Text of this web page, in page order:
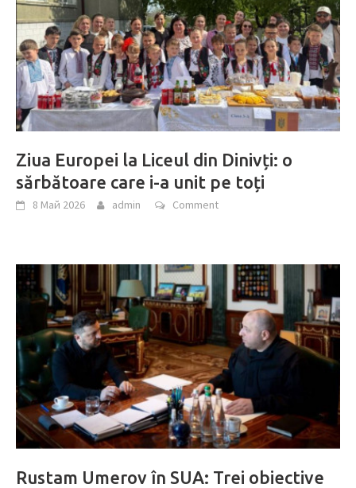
Ziua Europei la Liceul din Dinivți: o
sărbătoare care i-a unit pe toți
8 Май 2026 admin Comment
Rustam Umerov în SUA: Trei obiective